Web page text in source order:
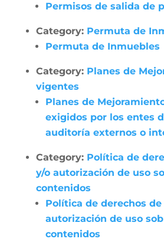
Permisos de salida de
Category: Permuta de
Permuta de Inmuebles
Category: Planes de
vigentes
Planes de
exigidos por los entes
auditoría externos o
Category: Política de
y/o autorización de uso
contenidos
Política de derechos
autorización de uso
contenidos